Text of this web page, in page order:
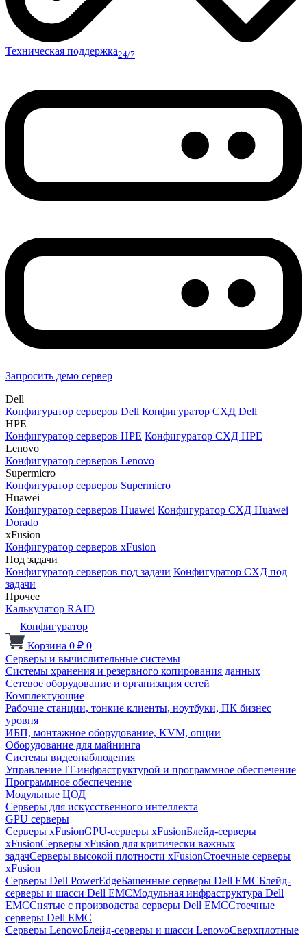
Техническая поддержка24/7
Запросить демо сервер
Dell
Конфигуратор серверов Dell Конфигуратор СХД Dell
HPE
Конфигуратор серверов HPE Конфигуратор СХД HPE
Lenovo
Конфигуратор серверов Lenovo
Supermicro
Конфигуратор серверов Supermicro
Huawei
Конфигуратор серверов Huawei Конфигуратор СХД Huawei
Dorado
xFusion
Конфигуратор серверов xFusion
Под задачи
Конфигуратор серверов под задачи Конфигуратор СХД под
задачи
Прочее
Калькулятор RAID
Конфигуратор
Корзина 0 ₽ 0
Серверы и вычислительные системы
Системы хранения и резервного копирования данных
Сетевое оборудование и организация сетей
Комплектующие
Рабочие станции, тонкие клиенты, ноутбуки, ПК бизнес
уровня
ИБП, монтажное оборудование, KVM, опции
Оборудование для майнинга
Системы видеонаблюдения
Управление IT-инфраструктурой и программное обеспечение
Программное обеспечение
Модульные ЦОД
Серверы для искусственного интеллекта
GPU серверы
Серверы xFusionGPU-серверы xFusionБлейд-серверы
xFusionСерверы xFusion для критически важных
задачСерверы высокой плотности xFusionСтоечные серверы
xFusion
Серверы Dell PowerEdgeБашенные серверы Dell EMCБлейд-
серверы и шасси Dell EMCМодульная инфраструктура Dell
EMCСнятые с производства серверы Dell EMCСтоечные
серверы Dell EMC
Серверы LenovoБлейд-серверы и шасси LenovoСверхплотные